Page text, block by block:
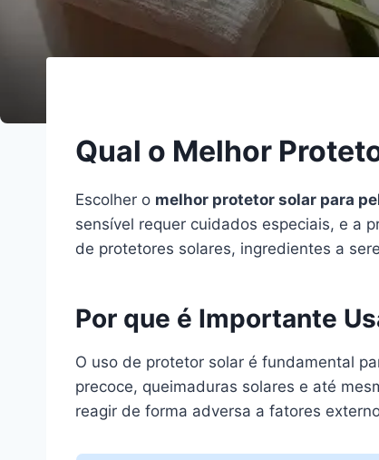
Qual o Melhor
Escolher o melhor protetor solar para
sensível requer cuidados especiais, e a
de protetores solares, ingredientes a
Por que é Importante
O uso de protetor solar é fundamental
precoce, queimaduras solares e até
reagir de forma adversa a fatores